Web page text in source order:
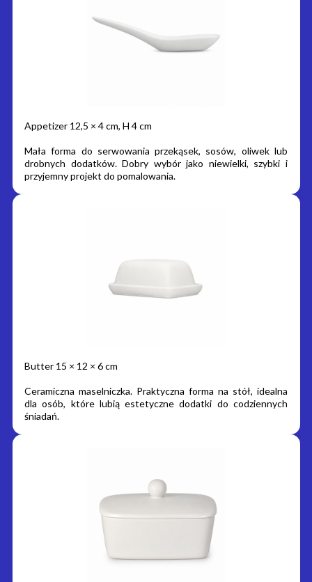
Appetizer 12,5 × 4 cm, H 4 cm
Mała forma do serwowania przekąsek, sosów, oliwek lub
drobnych dodatków. Dobry wybór jako niewielki, szybki i
przyjemny projekt do pomalowania.
Butter 15 × 12 × 6 cm
Ceramiczna maselniczka. Praktyczna forma na stół, idealna
dla osób, które lubią estetyczne dodatki do codziennych
śniadań.